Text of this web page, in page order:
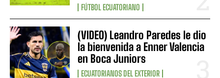
FÚTBOL ECUATORIANO
(VIDEO) Leandro Paredes le dio
la bienvenida a Enner Valencia
en Boca Juniors
ECUATORIANOS DEL EXTERIOR